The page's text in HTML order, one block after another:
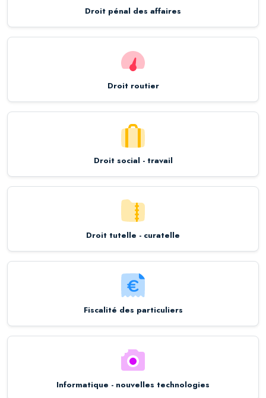
Droit pénal des affaires
Droit routier
Droit social - travail
Droit tutelle - curatelle
Fiscalité des particuliers
Informatique - nouvelles technologies